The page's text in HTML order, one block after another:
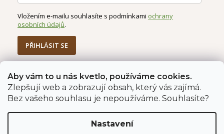
Aby vám to u nás kvetlo, používáme cookies.
Zlepšují web a zobrazují obsah, který vás zajímá.
Bez vašeho souhlasu je nepoužíváme. Souhlasíte?
Nastavení
Vložením e-mailu souhlasíte s podmínkami ochrany
osobních údajů.
PŘIHLÁSIT SE
Jahodárna Brozany Obchodní podmínky
Podmínky ochrany údajů
Vytvořil Shoptet Premium